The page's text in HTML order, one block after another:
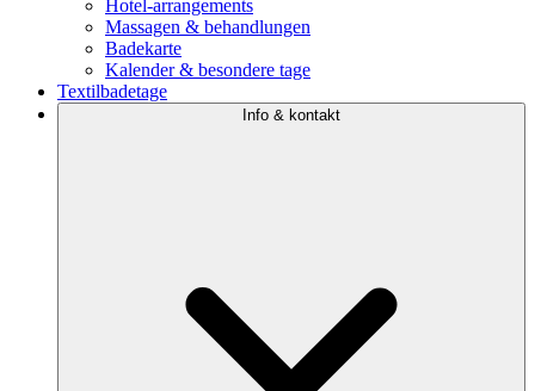
Hotel-arrangements
Massagen & behandlungen
Badekarte
Kalender & besondere tage
Textilbadetage
Info & kontakt